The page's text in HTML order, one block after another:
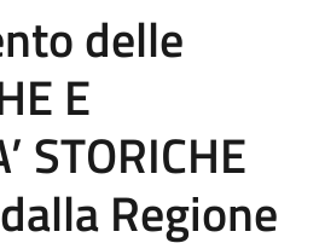
delle
E
STORICHE
Regione